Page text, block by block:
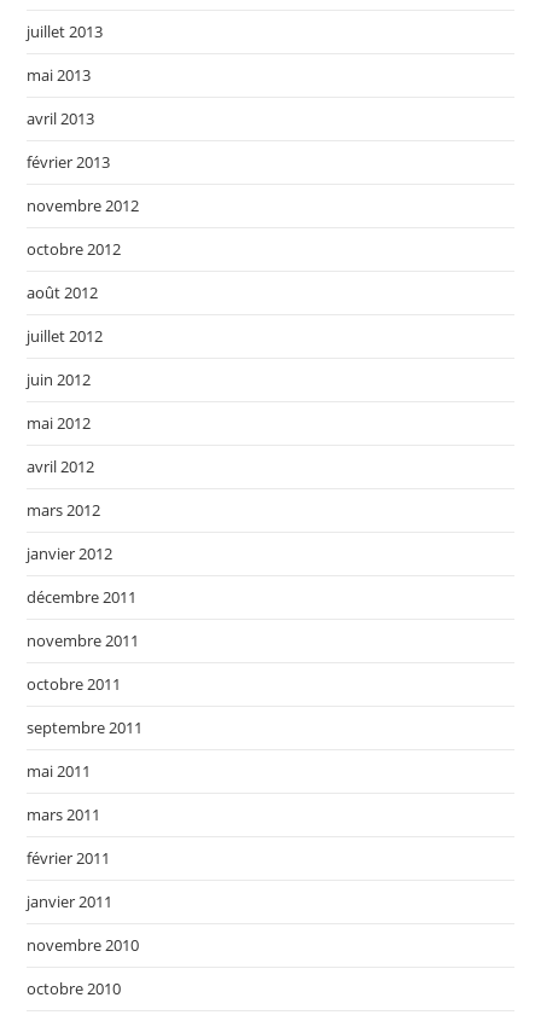
juillet 2013
mai 2013
avril 2013
février 2013
novembre 2012
octobre 2012
août 2012
juillet 2012
juin 2012
mai 2012
avril 2012
mars 2012
janvier 2012
décembre 2011
novembre 2011
octobre 2011
septembre 2011
mai 2011
mars 2011
février 2011
janvier 2011
novembre 2010
octobre 2010